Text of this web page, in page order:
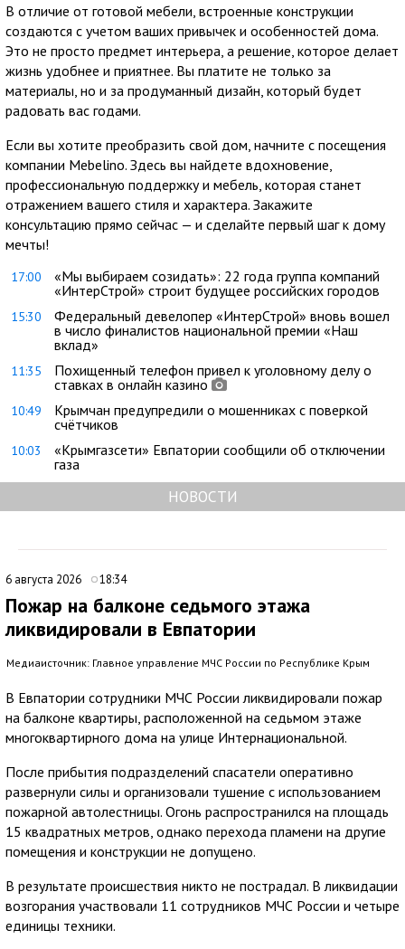
В отличие от готовой мебели, встроенные конструкции
создаются с учетом ваших привычек и особенностей дома.
Это не просто предмет интерьера, а решение, которое делает
жизнь удобнее и приятнее. Вы платите не только за
материалы, но и за продуманный дизайн, который будет
радовать вас годами.
Если вы хотите преобразить свой дом, начните с посещения
компании Mebelino. Здесь вы найдете вдохновение,
профессиональную поддержку и мебель, которая станет
отражением вашего стиля и характера. Закажите
консультацию прямо сейчас — и сделайте первый шаг к дому
мечты!
17:00
«Мы выбираем созидать»: 22 года группа компаний
«ИнтерСтрой» строит будущее российских городов
15:30
Федеральный девелопер «ИнтерСтрой» вновь вошел
в число финалистов национальной премии «Наш
вклад»
11:35
Похищенный телефон привел к уголовному делу о
ставках в онлайн казино
10:49
Крымчан предупредили о мошенниках с поверкой
счётчиков
10:03
«Крымгазсети» Евпатории сообщили об отключении
газа
НОВОСТИ
6 августа 2026 18:34
Пожар на балконе седьмого этажа
ликвидировали в Евпатории
Медиаисточник: Главное управление МЧС России по Республике Крым
В Евпатории сотрудники МЧС России ликвидировали пожар
на балконе квартиры, расположенной на седьмом этаже
многоквартирного дома на улице Интернациональной.
После прибытия подразделений спасатели оперативно
развернули силы и организовали тушение с использованием
пожарной автолестницы. Огонь распространился на площадь
15 квадратных метров, однако перехода пламени на другие
помещения и конструкции не допущено.
В результате происшествия никто не пострадал. В ликвидации
возгорания участвовали 11 сотрудников МЧС России и четыре
единицы техники.